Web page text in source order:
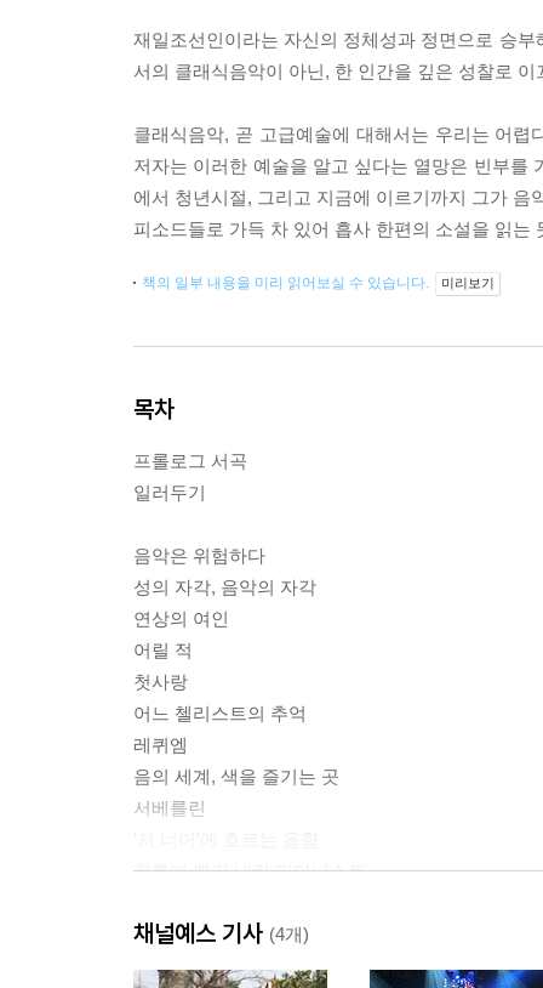
재일조선인이라는 자신의 정체성과 정면으로 승
서의 클래식음악이 아닌, 한 인간을 깊은 성찰로
클래식음악, 곧 고급예술에 대해서는 우리는 어
저자는 이러한 예술을 알고 싶다는 열망은 빈부를
에서 청년시절, 그리고 지금에 이르기까지 그가
피소드들로 가득 차 있어 흡사 한편의 소설을 읽는
책의 일부 내용을 미리 읽어보실 수 있습니다. 미리보기
목차
프롤로그 서곡
일러두기
음악은 위험하다
성의 자각, 음악의 자각
연상의 여인
어릴 적
첫사랑
어느 첼리스트의 추억
레퀴엠
음의 세계, 색을 즐기는 곳
서베를린
전통에 뿌리 내린 피아니스트
래틀의 과감한 도전
"머리숱이 적어지다니 가여워……"
채널예스 기사 (4개)